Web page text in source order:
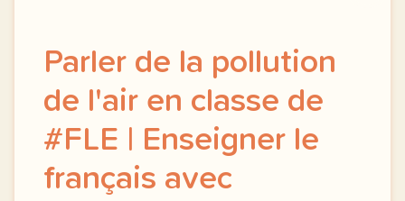
Parler de la pollution
de l'air en classe de
#FLE | Enseigner le
français avec